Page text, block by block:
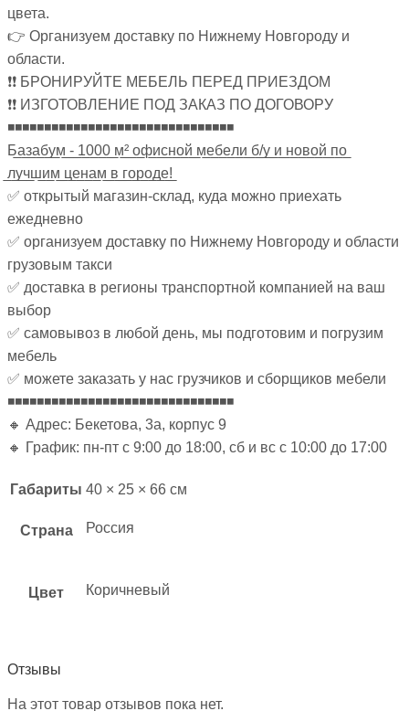
цвета.
👉 Организуем доставку по Нижнему Новгороду и
области.
❗❗ БРОНИРУЙТЕ МЕБЕЛЬ ПЕРЕД ПРИЕЗДОМ
❗❗ ИЗГОТОВЛЕНИЕ ПОД ЗАКАЗ ПО ДОГОВОРУ
◾◾◾◾◾◾◾◾◾◾◾◾◾◾◾◾◾◾◾◾◾◾◾◾◾◾◾◾◾◾◾
Б̲а̲з̲а̲б̲у̲м̲ ̲-̲ ̲1̲0̲0̲0̲ ̲м̲²̲ ̲о̲ф̲и̲с̲н̲о̲й̲ ̲м̲е̲б̲е̲л̲и̲ ̲б̲/̲у̲ ̲и̲ ̲н̲о̲в̲о̲й̲ ̲п̲о̲
̲л̲у̲ч̲ш̲и̲м̲ ̲ц̲е̲н̲а̲м̲ ̲в̲ ̲г̲о̲р̲о̲д̲е̲!̲
✅ открытый магазин-склад, куда можно приехать
ежедневно
✅ организуем доставку по Нижнему Новгороду и области
грузовым такси
✅ доставка в регионы транспортной компанией на ваш
выбор
✅ самовывоз в любой день, мы подготовим и погрузим
мебель
✅ можете заказать у нас грузчиков и сборщиков мебели
◾◾◾◾◾◾◾◾◾◾◾◾◾◾◾◾◾◾◾◾◾◾◾◾◾◾◾◾◾◾◾
🔸 Адрес: Бекетова, 3а, корпус 9
🔸 График: пн-пт с 9:00 до 18:00, сб и вс с 10:00 до 17:00
Габариты 40 × 25 × 66 см
Страна Россия
Цвет Коричневый
Отзывы
На этот товар отзывов пока нет.